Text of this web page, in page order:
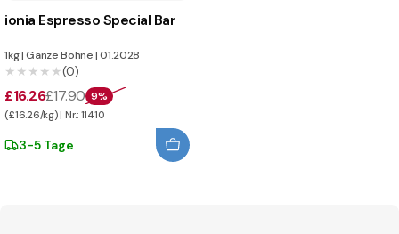
ionia Espresso Special Bar
1kg|Ganze Bohne|01.2028
★★★★★
★★★★★(0)
£16.26£17.90 9%
(£16.26/kg) | Nr.: 11410
3-5 Tage